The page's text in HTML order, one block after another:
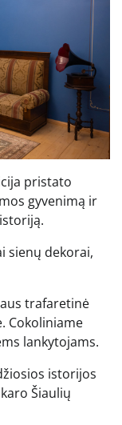
pristato
gyvenimą ir
sienų dekorai,
trafaretinė
Cokoliniame
lankytojams.
istorijos
Šiaulių